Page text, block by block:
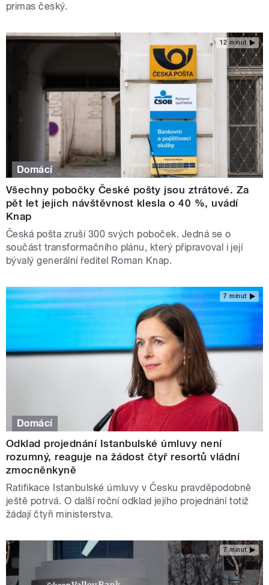
primas český.
12 minut
Domácí
Všechny pobočky České pošty jsou ztrátové. Za
pět let jejich návštěvnost klesla o 40 %, uvádí
Knap
Česká pošta zruší 300 svých poboček. Jedná se o
součást transformačního plánu, který připravoval i její
bývalý generální ředitel Roman Knap.
7 minut
Domácí
Odklad projednání Istanbulské úmluvy není
rozumný, reaguje na žádost čtyř resortů vládní
zmocněnkyně
Ratifikace Istanbulské úmluvy v Česku pravděpodobně
ještě potrvá. O další roční odklad jejího projednání totiž
žádají čtyři ministerstva.
7 minut